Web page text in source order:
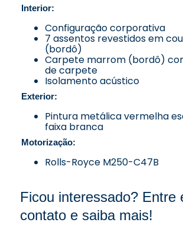
Interior:
Configuração corporativa
7 assentos revestidos em
(bordô)
Carpete marrom (bordô)
de carpete
Isolamento acústico
Exterior:
Pintura metálica vermelha
faixa branca
Motorização:
Rolls-Royce M250-C47B
Ficou interessado? Entre
contato e saiba mais!